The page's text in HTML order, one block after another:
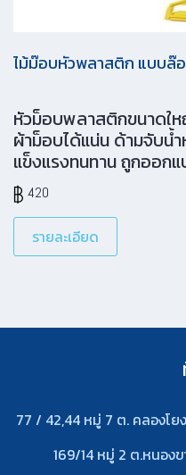
ไม้ม๊อบหัวพลาสติก แบบล๊
หัวม็อบพลาสติกขนาดใ
ผ้าม็อบได้แน่น ด้ามจับน้ำ
แข็งแรงทนทาน ถูกออก
ได้ง่ายสะดวก ทนทาน ด้ว
Low pressure
คุณสมบัติเหนือกว่าพลาส
420
รายละเอียด
77 / 42,44 หมู่ 7 ต. คลองโ
169/14 หมู่ 2 ต.หนอง